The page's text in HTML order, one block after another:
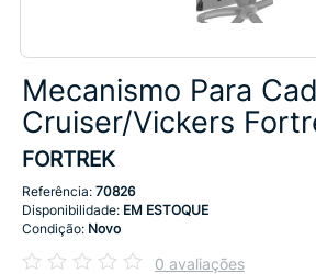
Mecanismo Para
Cruiser/Vickers
FORTREK
Referência: 70826
Disponibilidade: EM ESTOQUE
Condição: Novo
0 avaliações